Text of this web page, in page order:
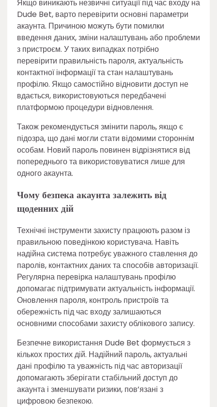
Якщо виникають незвичні ситуації під час входу на
Dude Bet, варто перевірити основні параметри
акаунта. Причиною можуть бути помилки
введення даних, зміни налаштувань або проблеми
з пристроєм. У таких випадках потрібно
перевірити правильність пароля, актуальність
контактної інформації та стан налаштувань
профілю. Якщо самостійно відновити доступ не
вдається, використовуються передбачені
платформою процедури відновлення.
Також рекомендується змінити пароль, якщо є
підозра, що дані могли стати відомими стороннім
особам. Новий пароль повинен відрізнятися від
попереднього та використовуватися лише для
одного акаунта.
Чому безпека акаунта залежить від
щоденних дій
Технічні інструменти захисту працюють разом із
правильною поведінкою користувача. Навіть
надійна система потребує уважного ставлення до
паролів, контактних даних та способів авторизації.
Регулярна перевірка налаштувань профілю
допомагає підтримувати актуальність інформації.
Оновлення пароля, контроль пристроїв та
обережність під час входу залишаються
основними способами захисту облікового запису.
Безпечне використання Dude Bet формується з
кількох простих дій. Надійний пароль, актуальні
дані профілю та уважність під час авторизації
допомагають зберігати стабільний доступ до
акаунта і зменшувати ризики, пов’язані з
цифровою безпекою.